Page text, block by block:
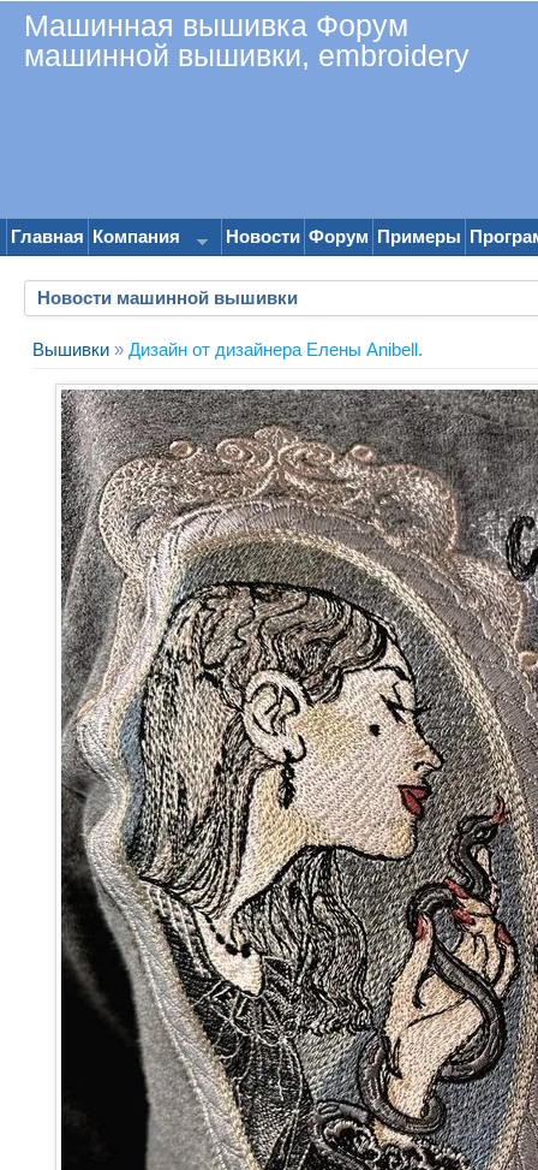
Машинная вышивка Форум
машинной вышивки, embroidery
Главная Компания Новости Форум Примеры
Новости машинной вышивки
Вышивки » Дизайн от дизайнера Елены Anibell.